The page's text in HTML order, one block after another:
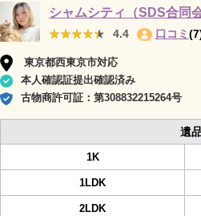
シャムシティ（SDS合同
★★★★★
★★★★★ 4.4 口コミ
東京都西東京市対応
本人確認証提出確認済み
古物商許可証： 第308832215264号
遺
1K
1LDK
2LDK